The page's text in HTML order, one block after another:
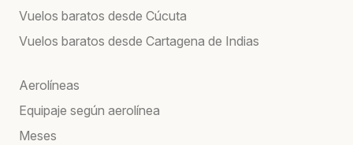
Vuelos baratos desde Cúcuta
Vuelos baratos desde Cartagena de Indias
Aerolíneas
Equipaje según aerolínea
Meses